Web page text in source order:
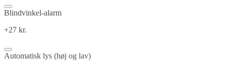
Blindvinkel-alarm
+27 kr.
Automatisk lys (høj og lav)